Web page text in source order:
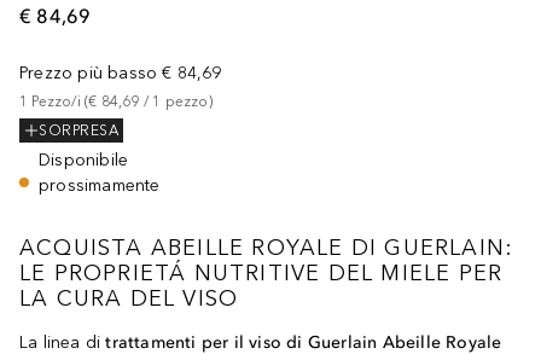
€ 84,69
Prezzo più basso € 84,69
1 Pezzo/i (€ 84,69 / 1 pezzo)
SORPRESA
Disponibile
prossimamente
ACQUISTA ABEILLE ROYALE DI GUERLAIN:
LE PROPRIETÁ NUTRITIVE DEL MIELE PER
LA CURA DEL VISO
La linea ditrattamenti per il viso di Guerlain Abeille Royale